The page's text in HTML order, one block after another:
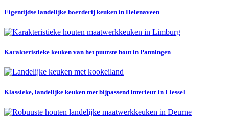
Eigentijdse landelijke boerderij keuken in Helenaveen
Karakteristieke keuken van het puurste hout in Panningen
Klassieke, landelijke keuken met bijpassend interieur in Liessel